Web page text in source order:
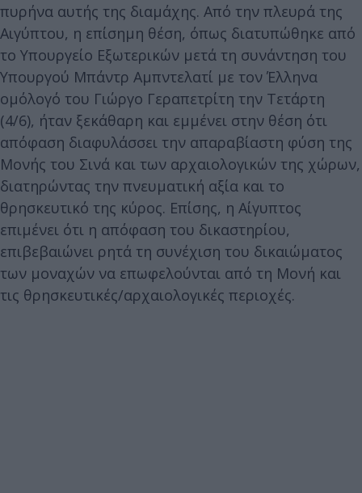
πυρήνα αυτής της διαμάχης. Από την πλευρά της
Αιγύπτου, η επίσημη θέση, όπως διατυπώθηκε από
το Υπουργείο Εξωτερικών μετά τη συνάντηση του
Υπουργού Μπάντρ Αμπντελατί με τον Έλληνα
ομόλογό του Γιώργο Γεραπετρίτη την Τετάρτη
(4/6), ήταν ξεκάθαρη και εμμένει στην θέση ότι
απόφαση διαφυλάσσει την απαραβίαστη φύση της
Μονής του Σινά και των αρχαιολογικών της χώρων,
διατηρώντας την πνευματική αξία και το
θρησκευτικό της κύρος. Επίσης, η Αίγυπτος
επιμένει ότι η απόφαση του δικαστηρίου,
επιβεβαιώνει ρητά τη συνέχιση του δικαιώματος
των μοναχών να επωφελούνται από τη Μονή και
τις θρησκευτικές/αρχαιολογικές περιοχές.